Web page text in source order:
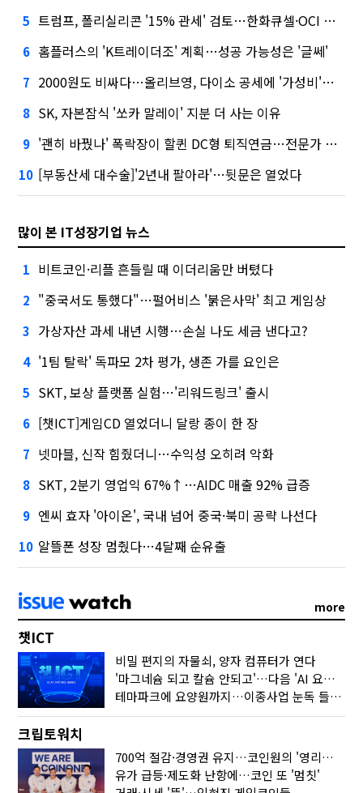
5 트럼프, 폴리실리콘 '15% 관세' 검토…한화큐셀·OCI 영향은?
6 홈플러스의 'K트레이더조' 계획…성공 가능성은 '글쎄'
7 2000원도 비싸다…올리브영, 다이소 공세에 '가성비'로 맞불
8 SK, 자본잠식 '쏘카 말레이' 지분 더 사는 이유
9 '괜히 바꿨나' 폭락장이 할퀸 DC형 퇴직연금…전문가 조언은
10 [부동산세 대수술]'2년내 팔아라'…뒷문은 열었다
많이 본 IT성장기업 뉴스
1 비트코인·리플 흔들릴 때 이더리움만 버텼다
2 "중국서도 통했다"…펄어비스 '붉은사막' 최고 게임상
3 가상자산 과세 내년 시행…손실 나도 세금 낸다고?
4 '1팀 탈락' 독파모 2차 평가, 생존 가를 요인은
5 SKT, 보상 플랫폼 실험…'리워드링크' 출시
6 [챗ICT]게임CD 열었더니 달랑 종이 한 장
7 넷마블, 신작 힘줬더니…수익성 오히려 악화
8 SKT, 2분기 영업익 67%↑…AIDC 매출 92% 급증
9 엔씨 효자 '아이온', 국내 넘어 중국·북미 공략 나선다
10 알뜰폰 성장 멈췄다…4달째 순유출
more
챗ICT
비밀 편지의 자물쇠, 양자 컴퓨터가 연다
'마그네슘 되고 칼슘 안되고'…다음 'AI 요약' 갈 길은
테마파크에 요양원까지…이종사업 눈독 들이는 게임사
크립토워치
700억 절감·경영권 유지…코인원의 '영리한 딜'
유가 급등·제도화 난항에…코인 또 '멈칫'